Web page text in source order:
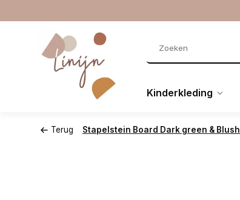
Kinderkleding
Terug Stapelstein Board Dark green & Blush